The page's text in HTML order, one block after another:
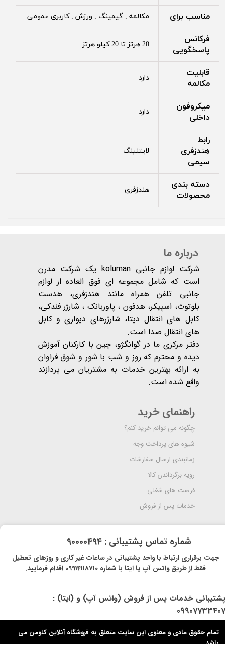
مناسب برای مکالمه , گیمینگ , ورزش , کاربری عمومی
فرکانس
پاسخگویی
20 هرتز تا 20 کیلو هرتز
قابلیت
مکالمه
دارد
میکروفون
داخلی
دارد
رابط
هندزفری
سیمی
لایتنینگ
دسته بندی
محصولات
هندزفری
درباره ما
شرکت لوازم جانبی koluman یک شرکت مدرن
است که شامل مجموعه ای فوق العاده از لوازم
جانبی تلفن همراه مانند هندزفری، هدست
بلوتوث، اسپیکر، هدفون ، پاوربانک ، شارژر فندکی،
کابل های انتقال دیتا، شارژرهای دیواری و کابل
های انتقال صدا است.
دفتر مرکزی ما در گوانگژو، چین با کارکنان آموزش
دیده و محترم که روز و شب با شور و شوق فراوان
به ارائه بهترین خدمات به مشتریان می پردازند
واقع شده است​​​​​​​.
راهنمای خرید
چگونه می توانم خرید کنم؟
شیوه های پرداخت وجه
زمانبندی ارسال سفارشات
رویه برگرداندن کالا
فرصت های شغلی
خدمات پس از فروش
​شماره تماس پشتیبانی : 90000494
​​جهت برقراری ارتباط با واحد پشتیبانی در ساعات غیر کاری و روزهای تعطیل
فقط از طریق واتس آپ یا ایتا با شماره 09914118710 اقدام فرمایید.
​پشتیبانی خدمات پس از فروش (واتس آپ) و (ایتا) :
09907733407
تمام حقوق مادی و معنوی این سایت متعلق به فروشگاه آنلاین کلومن می
باشد.​​​​​​​